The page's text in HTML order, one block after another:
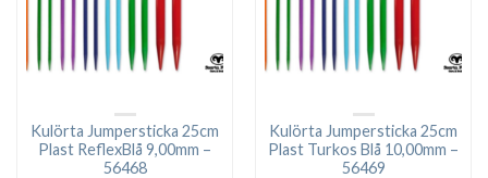
Kulörta Jumpersticka 25cm
Plast ReflexBlå 9,00mm –
56468
Kulörta Jumpersticka 25cm
Plast Turkos Blå 10,00mm –
56469